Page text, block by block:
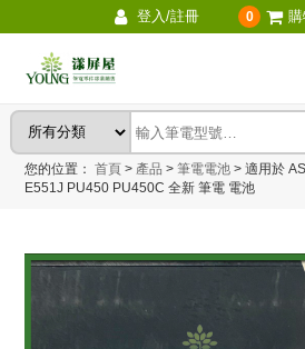
登入/註冊 0
您的位置：首頁 > 產品 > 筆電電池 > 適用於
E551J PU450 PU450C 全新 筆電 電池